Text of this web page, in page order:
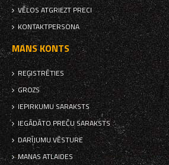
VĒLOS ATGRIEZT PRECI
KONTAKTPERSONA
MANS KONTS
REĢISTRĒTIES
GROZS
IEPIRKUMU SARAKSTS
IEGĀDĀTO PREČU SARAKSTS
DARĪJUMU VĒSTURE
MANAS ATLAIDES